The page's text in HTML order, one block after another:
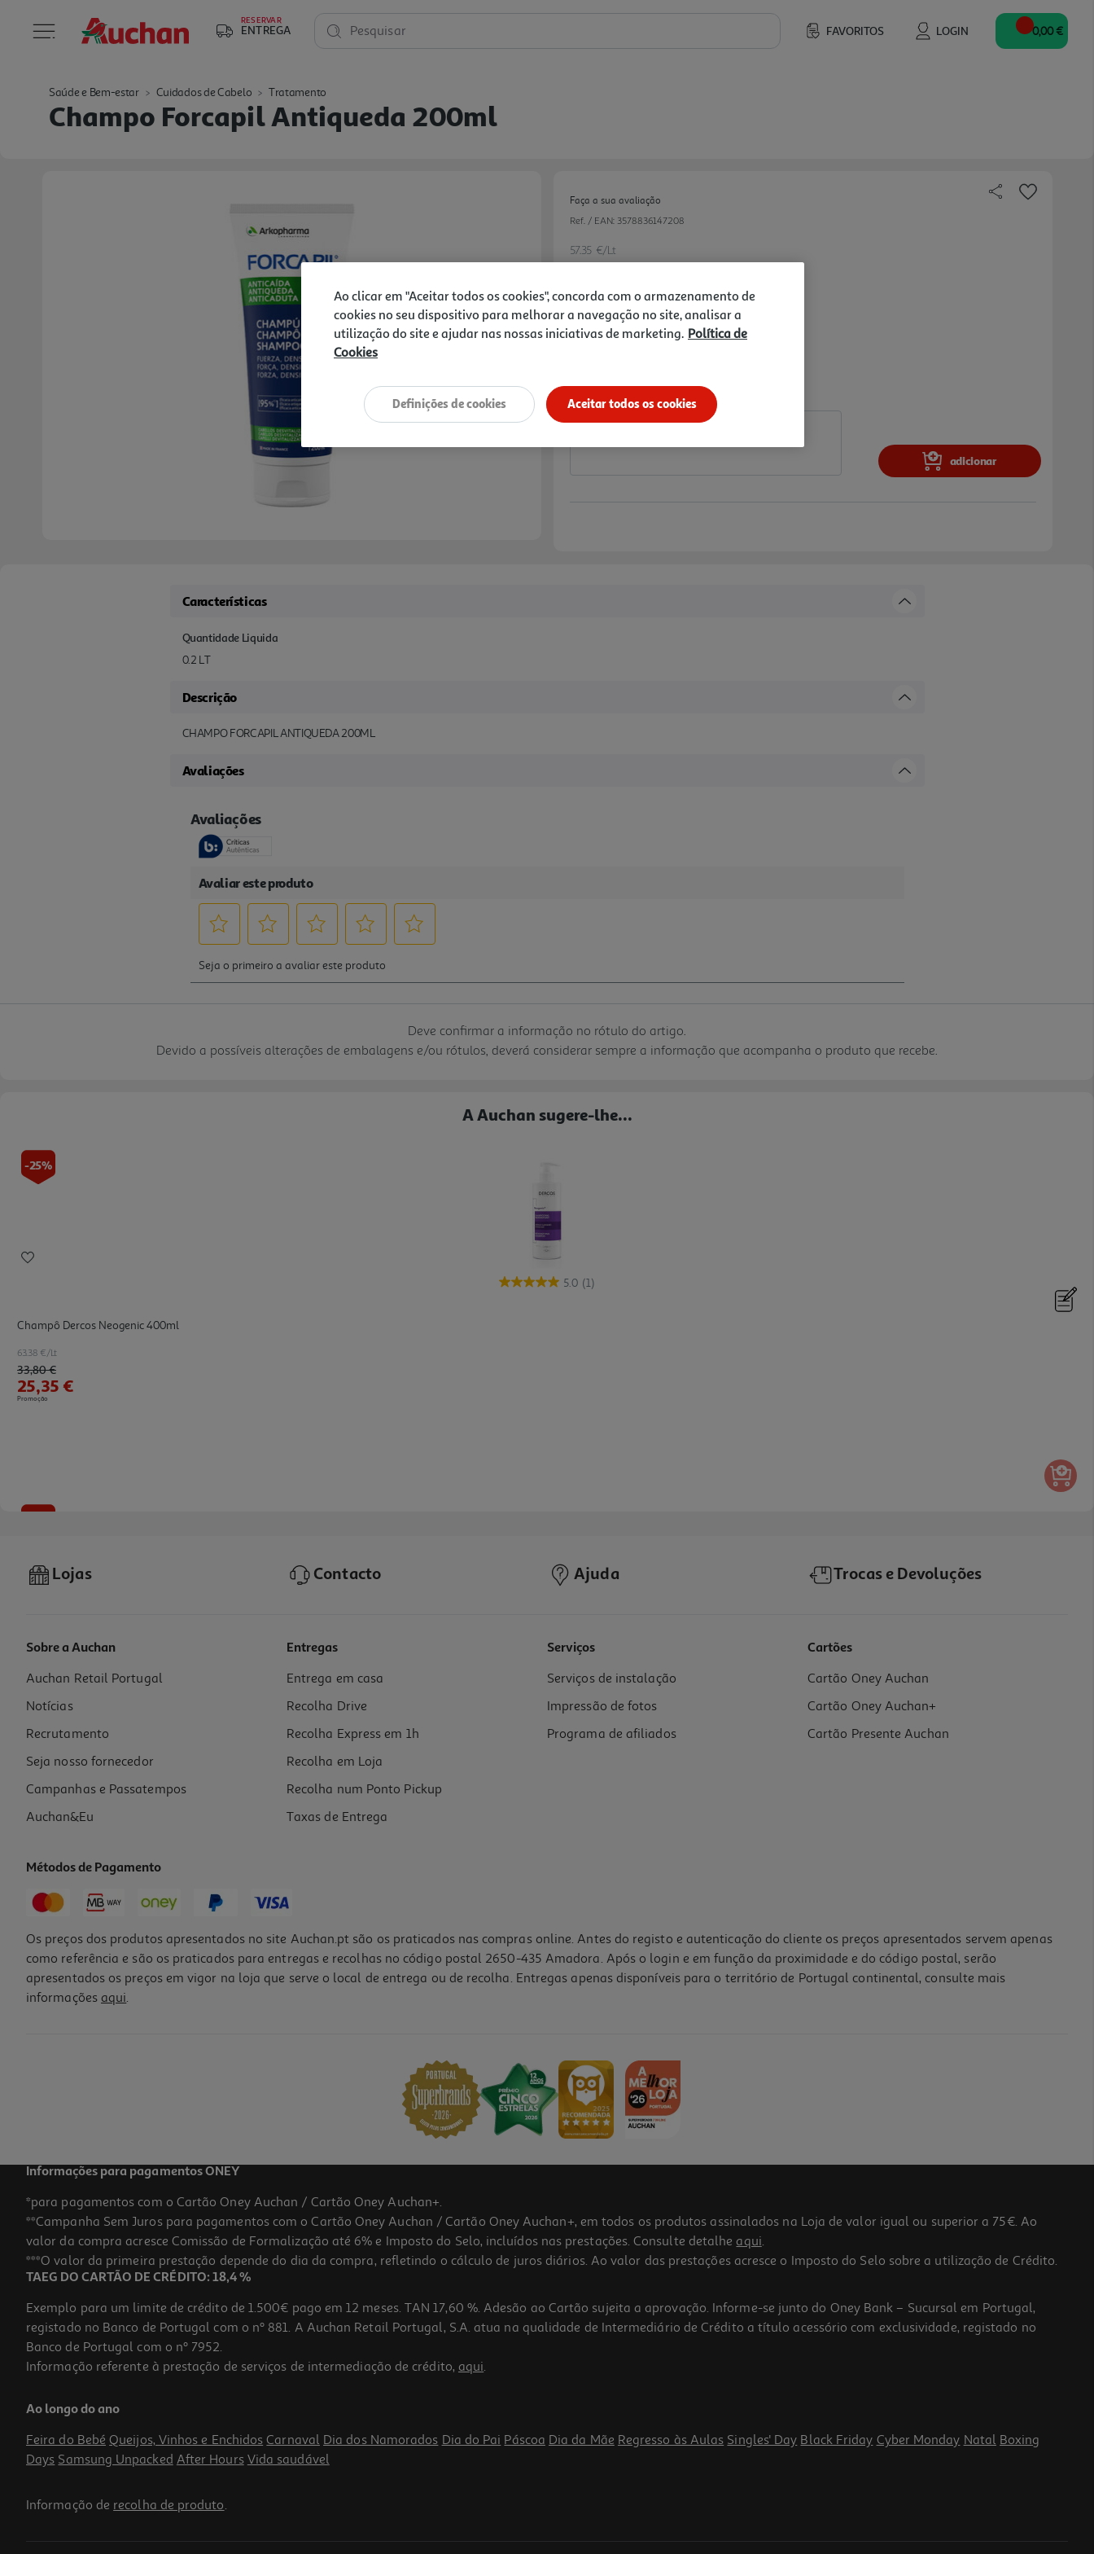
RESERVAR
ENTREGA FAVORITOS LOGIN
Pesquisar 0,00 €
Saúde e Bem-estar Cuidados de Cabelo Tratamento
Champo Forcapil Antiqueda 200ml
Faça a sua avaliação
Ref. / EAN: 3578836147208
57.35 €/Lt
Price reduced from
16,39 €to
11,47 €
Notas de preparação
adicionar
Características
Quantidade Liquida
0.2 LT
Descrição
CHAMPO FORCAPIL ANTIQUEDA 200ML
Avaliações
Deve confirmar a informação no rótulo do artigo.
Devido a possíveis alterações de embalagens e/ou rótulos, deverá considerar sempre a informação que acompanha o produto que recebe.
A Auchan sugere-lhe...
-25%
5.0 (1)
Champô Dercos Neogenic 400ml
63.38 €/Lt
Price reduced from
33,80 €to
25,35 €
Promoção
Champô Dercos Estimulante 400ml
47.07 €/Lt
18,83 €
46.12 €/Lt
36,90 €
Lojas Contacto Ajuda Trocas e Devoluções
Sobre a Auchan
Auchan Retail Portugal
Notícias
Recrutamento
Seja nosso fornecedor
Campanhas e Passatempos
Auchan&Eu
Entregas
Entrega em casa
Recolha Drive
Recolha Express em 1h
Recolha em Loja
Recolha num Ponto Pickup
Taxas de Entrega
Serviços
Serviços de instalação
Impressão de fotos
Programa de afiliados
Cartões
Cartão Oney Auchan
Cartão Oney Auchan+
Cartão Presente Auchan
Métodos de Pagamento
Os preços dos produtos apresentados no site Auchan.pt são os praticados nas compras online. Antes do registo e autenticação do cliente os preços apresentados servem apenas
como referência e são os praticados para entregas e recolhas no código postal 2650-435 Amadora. Após o login e em função da proximidade e do código postal, serão
apresentados os preços em vigor na loja que serve o local de entrega ou de recolha. Entregas apenas disponíveis para o território de Portugal continental, consulte mais
informações aqui.
Informações para pagamentos ONEY
*para pagamentos com o Cartão Oney Auchan / Cartão Oney Auchan+.
**Campanha Sem Juros para pagamentos com o Cartão Oney Auchan / Cartão Oney Auchan+, em todos os produtos assinalados na Loja de valor igual ou superior a 75€. Ao
valor da compra acresce Comissão de Formalização até 6% e Imposto do Selo, incluídos nas prestações. Consulte detalhe aqui.
***O valor da primeira prestação depende do dia da compra, refletindo o cálculo de juros diários. Ao valor das prestações acresce o Imposto do Selo sobre a utilização de Crédito.
TAEG DO CARTÃO DE CRÉDITO: 18,4 %
Exemplo para um limite de crédito de 1.500€ pago em 12 meses. TAN 17,60 %. Adesão ao Cartão sujeita a aprovação. Informe-se junto do Oney Bank – Sucursal em Portugal,
registado no Banco de Portugal com o nº 881. A Auchan Retail Portugal, S.A. atua na qualidade de Intermediário de Crédito a título acessório com exclusividade, registado no
Banco de Portugal com o nº 7952.
Informação referente à prestação de serviços de intermediação de crédito, aqui.
Ao longo do ano
Feira do Bebé Queijos, Vinhos e Enchidos Carnaval Dia dos Namorados Dia do Pai Páscoa Dia da Mãe Regresso às Aulas Singles' Day Black Friday Cyber Monday Natal Boxing
Days Samsung Unpacked After Hours Vida saudável
Informação de recolha de produto.
Ao clicar em "Aceitar todos os cookies", concorda com o armazenamento de
cookies no seu dispositivo para melhorar a navegação no site, analisar a
utilização do site e ajudar nas nossas iniciativas de marketing. Política de
Cookies
Aceitar todos os cookies
Definições de cookies